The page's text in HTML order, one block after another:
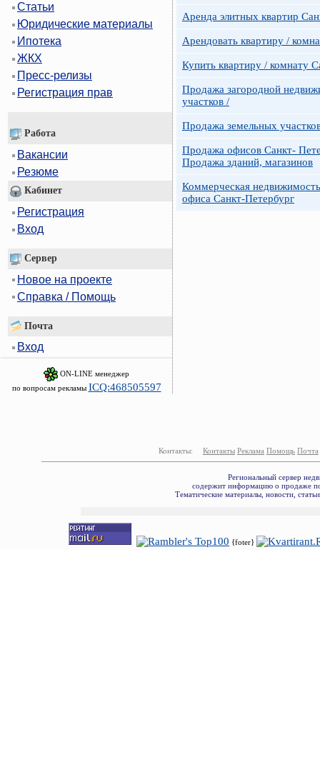
Статьи
Юридические материалы
Ипотека
ЖКХ
Пресс-релизы
Регистрация прав
Работа
Вакансии
Резюме
Кабинет
Регистрация
Вход
Сервер
Новое на проекте
Справка / Помощь
Почта
Вход
ON-LINE менеджер
по вопросам рекламы ICQ:468505597
Аренда элитных квартир
Арендовать квартиру /
Купить квартиру / комнату
Продажа загородной
участков /
Продажа земельных
Продажа офисов Санкт-
Продажа зданий, магазинов
Коммерческая
офиса Санкт-Петербург
Контакты: Контакты Реклама Помощь Почта
Региональный сервер
содержит информацию о продаже
Тематические материалы, новости,
{foter}